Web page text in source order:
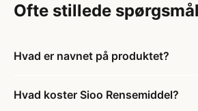
Ofte stillede spørgsmål
Hvad er navnet på produktet?
Hvad koster Sioo Rensemiddel?